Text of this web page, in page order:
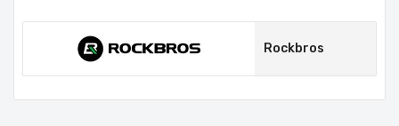
Rockbros